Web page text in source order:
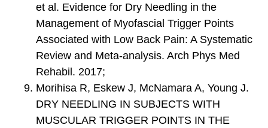
et al. Evidence for Dry Needling in the
Management of Myofascial Trigger Points
Associated with Low Back Pain: A Systematic
Review and Meta-analysis. Arch Phys Med
Rehabil. 2017;
Morihisa R, Eskew J, McNamara A, Young J.
DRY NEEDLING IN SUBJECTS WITH
MUSCULAR TRIGGER POINTS IN THE